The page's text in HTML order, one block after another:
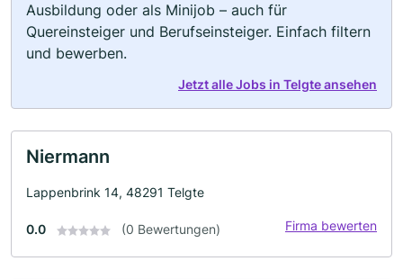
Ausbildung oder als Minijob – auch für
Quereinsteiger und Berufseinsteiger. Einfach filtern
und bewerben.
Jetzt alle Jobs in Telgte ansehen
Niermann
Lappenbrink 14, 48291 Telgte
0.0 (0 Bewertungen) Firma bewerten